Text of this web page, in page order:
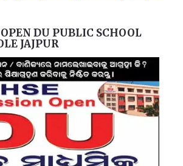
DU PUBLIC SCHOOL
JAJPUR